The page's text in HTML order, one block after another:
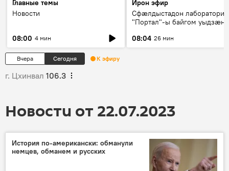
Главные темы
Новости
08:00 4 мин
Ирон эфир
Сфæлдыстадон лаборатори
"Портал"-ы байгом уыдзæн
Æхсары куыстыты равдыст
08:04 26 мин
Вчера Сегодня К эфиру
г. Цхинвал 106.3
Новости от 22.07.2023
История по-американски: обманули
немцев, обманем и русских